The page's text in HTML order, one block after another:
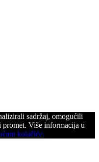
sadržaj, omogućili
promet. Više informacija u
kolačiće.